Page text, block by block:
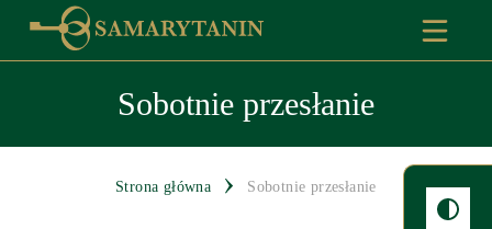
Sobotnie przesłanie
Strona główna Sobotnie przesłanie